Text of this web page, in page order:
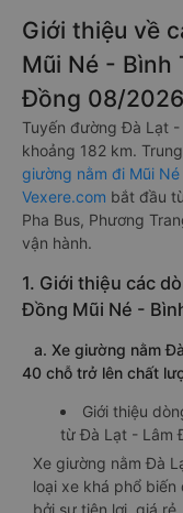
Giới thiệu về
Mũi Né - Bình
Đồng 08/2026
Tuyến đường Đà Lạt
khoảng 182 km.
giường nằm đi Mũi
Vexere.com bắt đầu
Pha Bus, Phương
vận hành.
1. Giới thiệu các
Đồng Mũi Né -
a. Xe giường nằm
40 chỗ trở lên chất
Giới thiệu
từ Đà Lạt - Lâm
Xe giường nằm Đà
loại xe khá phổ
bởi sự tiện lợi, giá